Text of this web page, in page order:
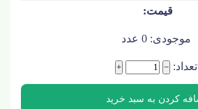
موجودی: 0 عدد
تعداد: −
+